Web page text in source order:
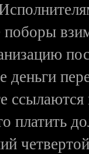
поборы
деньги
ссылаются
платить